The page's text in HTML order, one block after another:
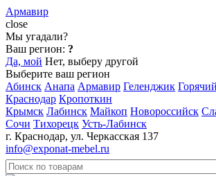
Армавир
close
Мы угадали?
Ваш регион: ?
Да, мой Нет, выберу другой
Выберите ваш регион
Абинск Анапа Армавир Геленджик
Краснодар Кропоткин
Крымск Лабинск Майкоп Новороссийск
Сочи Тихорецк Усть-Лабинск
г. Краснодар, ул. Черкасская 137
info@exponat-mebel.ru